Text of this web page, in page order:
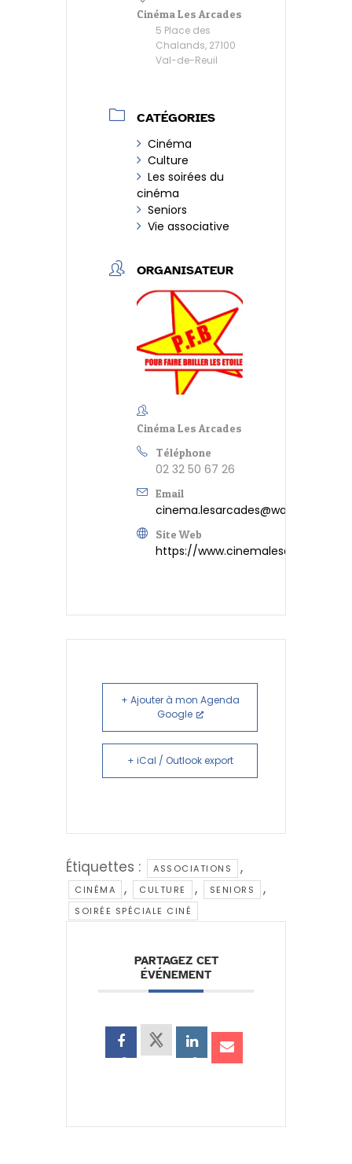
Cinéma Les Arcades
5 Place des
Chalands, 27100
Val-de-Reuil
CATÉGORIES
Cinéma
Culture
Les soirées du
cinéma
Seniors
Vie associative
ORGANISATEUR
Cinéma Les Arcades
Téléphone
02 32 50 67 26
Email
cinema.lesarcades@wanadoo.fr
Site Web
https://
+ Ajouter à mon Agenda
Google
+ iCal / Outlook export
Étiquettes : ASSOCIATIONS ,
CINÉMA , CULTURE , SENIORS ,
SOIRÉE SPÉCIALE CINÉ
PARTAGEZ CET
ÉVÉNEMENT